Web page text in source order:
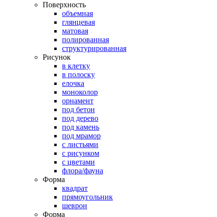
Поверхность
объемная
глянцевая
матовая
полированная
структурированная
Рисунок
в клетку
в полоску
елочка
моноколор
орнамент
под бетон
под дерево
под камень
под мрамор
с листьями
с рисунком
с цветами
флора/фауна
Форма
квадрат
прямоугольник
шеврон
Форма